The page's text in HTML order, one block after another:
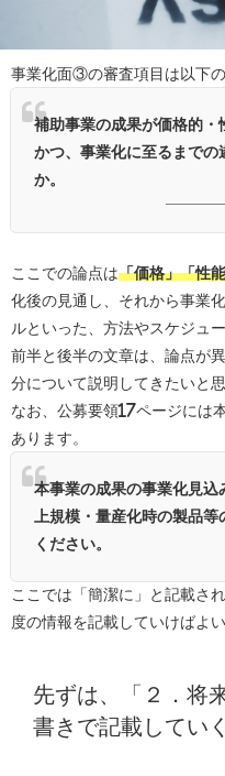
事業化面③の審査項目は以下の
補助事業の成果が価格的・
かつ、事業化に至るまでの
か。
ここでの論点は「価格」「性
化後の見通し、それから事業
ルといった、方法やスケジュ
前半と後半の文章は、論点が
分について説明してきたいと思
なお、公募要領17ページには
あります。
本事業の成果の事業化見込
上規模・量産化時の製品
ください。
ここでは「簡潔に」と記載さ
度の情報を記載していけばよ
先ずは、「２．将
書きで記載していく